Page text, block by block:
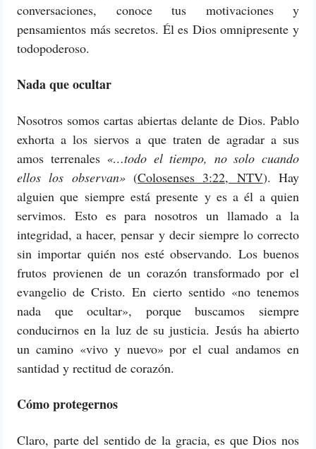
conversaciones, conoce tus motivaciones y
pensamientos más secretos. Él es Dios omnipresente y
todopoderoso.
Nada que ocultar
Nosotros somos cartas abiertas delante de Dios. Pablo
exhorta a los siervos a que traten de agradar a sus
amos terrenales «…todo el tiempo, no solo cuando
ellos los observan»(Colosenses 3:22, NTV). Hay
alguien que siempre está presente y es a él a quien
servimos. Esto es para nosotros un llamado a la
integridad, a hacer, pensar y decir siempre lo correcto
sin importar quién nos esté observando. Los buenos
frutos provienen de un corazón transformado por el
evangelio de Cristo. En cierto sentido «no tenemos
nada que ocultar», porque buscamos siempre
conducirnos en la luz de su justicia. Jesús ha abierto
un camino «vivo y nuevo» por el cual andamos en
santidad y rectitud de corazón.
Cómo protegernos
Claro, parte del sentido de la gracia, es que Dios nos